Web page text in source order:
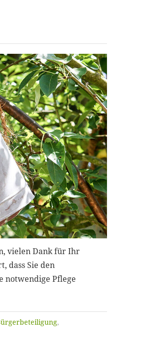
vielen Dank für Ihr
dass Sie den
notwendige Pflege
,